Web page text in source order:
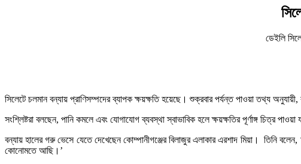
ডেইলি
সিলেটে চলমান বন্যায় প্রাণিসম্পদের ব্যাপক ক্ষয়ক্ষতি হয়েছে। শুক্রবার পর্যন্ত পাওয়া তথ্য
সংশ্লিষ্টরা বলছেন, পানি কমলে এবং যোগাযোগ ব্যবস্থা স্বাভাবিক হলে ক্ষয়ক্ষতির পূর্ণাঙ্গ চিত্র পাওয়া
বন্যায় হালের গরু ভেসে যেতে দেখেছেন কোম্পানীগঞ্জের বিলাজুর এলাকার এরশাদ মিয়া। তিনি
কোনোমতে আছি।’